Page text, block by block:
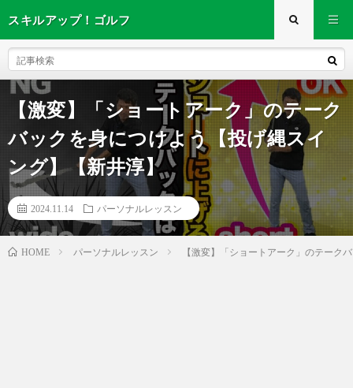
スキルアップ！ゴルフ
【激変】「ショートアーク」のテーク
バックを身につけよう【投げ縄スイ
ング】【新井淳】
2024.11.14 パーソナルレッスン
HOME パーソナルレッスン 【激変】「ショートアーク」のテーク